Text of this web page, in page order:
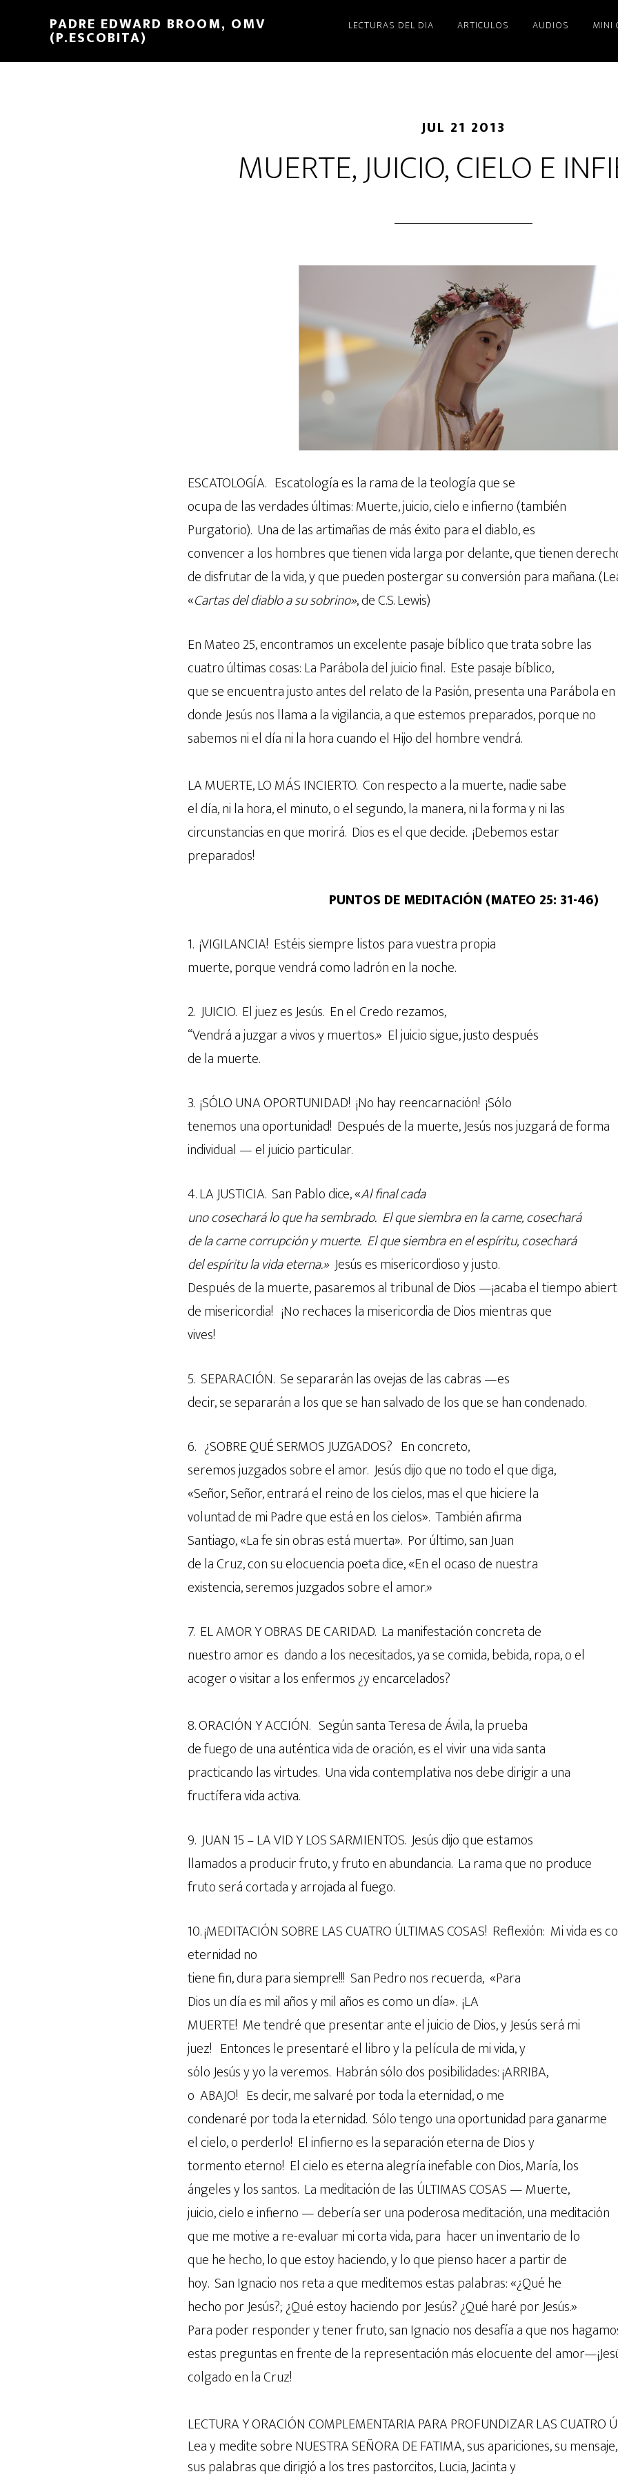
PADRE EDWARD BROOM, OMV
(P.ESCOBITA)
LECTURAS DEL DIA ARTICULOS AUDIOS MINI
JUL 21 2013
MUERTE, JUICIO, CIELO E
ESCATOLOGÍA. Escatología es la rama de la teología que se
ocupa de las verdades últimas: Muerte, juicio, cielo e infierno (también
Purgatorio). Una de las artimañas de más éxito para el diablo, es
convencer a los hombres que tienen vida larga por delante, que tienen
de disfrutar de la vida, y que pueden postergar su conversión para mañana.
«Cartas del diablo a su sobrino», de C.S. Lewis)
En Mateo 25, encontramos un excelente pasaje bíblico que trata sobre las
cuatro últimas cosas: La Parábola del juicio final. Este pasaje bíblico,
que se encuentra justo antes del relato de la Pasión, presenta una Parábola en
donde Jesús nos llama a la vigilancia, a que estemos preparados, porque no
sabemos ni el día ni la hora cuando el Hijo del hombre vendrá.
LA MUERTE, LO MÁS INCIERTO. Con respecto a la muerte, nadie sabe
el día, ni la hora, el minuto, o el segundo, la manera, ni la forma y ni las
circunstancias en que morirá. Dios es el que decide. ¡Debemos estar
preparados!
PUNTOS DE MEDITACIÓN (MATEO 25: 31-46)
1. ¡VIGILANCIA! Estéis siempre listos para vuestra propia
muerte, porque vendrá como ladrón en la noche.
2. JUICIO. El juez es Jesús. En el Credo rezamos,
“Vendrá a juzgar a vivos y muertos.» El juicio sigue, justo después
de la muerte.
3. ¡SÓLO UNA OPORTUNIDAD! ¡No hay reencarnación! ¡Sólo
tenemos una oportunidad! Después de la muerte, Jesús nos juzgará de forma
individual — el juicio particular.
4. LA JUSTICIA. San Pablo dice, «Al final cada
uno cosechará lo que ha sembrado. El que siembra en la carne, cosechará
de la carne corrupción y muerte. El que siembra en el espíritu, cosechará
del espíritu la vida eterna.» Jesús es misericordioso y justo.
Después de la muerte, pasaremos al tribunal de Dios —¡acaba el tiempo
de misericordia! ¡No rechaces la misericordia de Dios mientras que
vives!
5. SEPARACIÓN. Se separarán las ovejas de las cabras —es
decir, se separarán a los que se han salvado de los que se han condenado.
6. ¿SOBRE QUÉ SERMOS JUZGADOS? En concreto,
seremos juzgados sobre el amor. Jesús dijo que no todo el que diga,
«Señor, Señor, entrará el reino de los cielos, mas el que hiciere la
voluntad de mi Padre que está en los cielos». También afirma
Santiago, «La fe sin obras está muerta». Por último, san Juan
de la Cruz, con su elocuencia poeta dice, «En el ocaso de nuestra
existencia, seremos juzgados sobre el amor.»
7. EL AMOR Y OBRAS DE CARIDAD. La manifestación concreta de
nuestro amor es dando a los necesitados, ya se comida, bebida, ropa, o el
acoger o visitar a los enfermos ¿y encarcelados?
8. ORACIÓN Y ACCIÓN. Según santa Teresa de Ávila, la prueba
de fuego de una auténtica vida de oración, es el vivir una vida santa
practicando las virtudes. Una vida contemplativa nos debe dirigir a una
fructífera vida activa.
9. JUAN 15 – LA VID Y LOS SARMIENTOS. Jesús dijo que estamos
llamados a producir fruto, y fruto en abundancia. La rama que no produce
fruto será cortada y arrojada al fuego.
10. ¡MEDITACIÓN SOBRE LAS CUATRO ÚLTIMAS COSAS! Reflexión: Mi vida es
eternidad no
tiene fin, dura para siempre!!! San Pedro nos recuerda, «Para
Dios un día es mil años y mil años es como un día». ¡LA
MUERTE! Me tendré que presentar ante el juicio de Dios, y Jesús será mi
juez! Entonces le presentaré el libro y la película de mi vida, y
sólo Jesús y yo la veremos. Habrán sólo dos posibilidades: ¡ARRIBA,
o ABAJO! Es decir, me salvaré por toda la eternidad, o me
condenaré por toda la eternidad. Sólo tengo una oportunidad para ganarme
el cielo, o perderlo! El infierno es la separación eterna de Dios y
tormento eterno! El cielo es eterna alegría inefable con Dios, María, los
ángeles y los santos. La meditación de las ÚLTIMAS COSAS — Muerte,
juicio, cielo e infierno — debería ser una poderosa meditación, una meditación
que me motive a re-evaluar mi corta vida, para hacer un inventario de lo
que he hecho, lo que estoy haciendo, y lo que pienso hacer a partir de
hoy. San Ignacio nos reta a que meditemos estas palabras: «¿Qué he
hecho por Jesús?; ¿Qué estoy haciendo por Jesús? ¿Qué haré por Jesús.»
Para poder responder y tener fruto, san Ignacio nos desafía a que nos
estas preguntas en frente de la representación más elocuente del
colgado en la Cruz!
LECTURA Y ORACIÓN COMPLEMENTARIA PARA PROFUNDIZAR LAS CUATRO
Lea y medite sobre NUESTRA SEÑORA DE FATIMA, sus apariciones, su mensaje,
sus palabras que dirigió a los tres pastorcitos, Lucia, Jacinta y